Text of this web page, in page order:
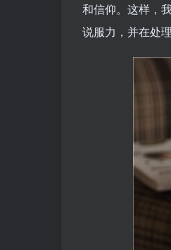
和信仰。这样，
说服力，并在处